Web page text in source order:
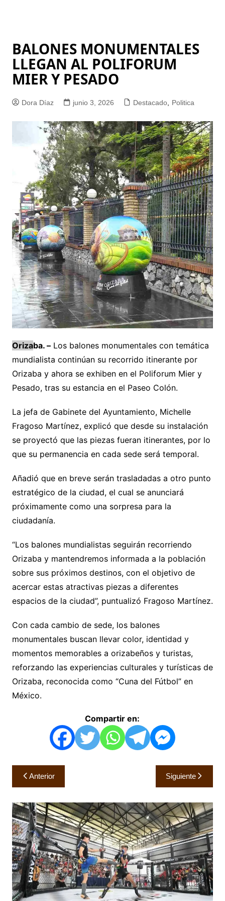
BALONES MONUMENTALES
LLEGAN AL POLIFORUM
MIER Y PESADO
Dora Díaz junio 3, 2026 Destacado, Politica
Orizaba. –Los balones monumentales con temática
mundialista continúan su recorrido itinerante por
Orizaba y ahora se exhiben en el Poliforum Mier y
Pesado, tras su estancia en el Paseo Colón.
La jefa de Gabinete del Ayuntamiento, Michelle
Fragoso Martínez, explicó que desde su instalación
se proyectó que las piezas fueran itinerantes, por lo
que su permanencia en cada sede será temporal.
Añadió que en breve serán trasladadas a otro punto
estratégico de la ciudad, el cual se anunciará
próximamente como una sorpresa para la
ciudadanía.
“Los balones mundialistas seguirán recorriendo
Orizaba y mantendremos informada a la población
sobre sus próximos destinos, con el objetivo de
acercar estas atractivas piezas a diferentes
espacios de la ciudad”, puntualizó Fragoso Martínez.
Con cada cambio de sede, los balones
monumentales buscan llevar color, identidad y
momentos memorables a orizabeños y turistas,
reforzando las experiencias culturales y turísticas de
Orizaba, reconocida como “Cuna del Fútbol” en
México.
Compartir en:
Navegación
de
entradas
Anterior Siguiente